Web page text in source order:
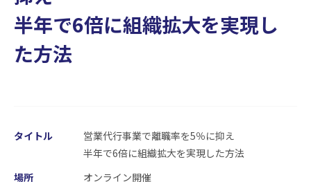
半年で6倍に組織拡大を実現し
た方法
タイトル
営業代行事業で離職率を5％に抑え
半年で6倍に組織拡大を実現した方法
場所
オンライン開催